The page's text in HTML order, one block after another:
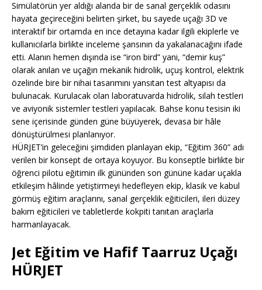
Simülatörün yer aldığı alanda bir de sanal gerçeklik odasını
hayata geçireceğini belirten şirket, bu sayede uçağı 3D ve
interaktif bir ortamda en ince detayına kadar ilgili ekiplerle ve
kullanıcılarla birlikte inceleme şansının da yakalanacağını ifade
etti. Alanın hemen dışında ise “iron bird” yani, “demir kuş”
olarak anılan ve uçağın mekanik hidrolik, uçuş kontrol, elektrik
özelinde bire bir nihai tasarımını yansıtan test altyapısı da
bulunacak. Kurulacak olan laboratuvarda hidrolik, silah testleri
ve aviyonik sistemler testleri yapılacak. Bahse konu tesisin iki
sene içerisinde günden güne büyüyerek, devasa bir hâle
dönüştürülmesi planlanıyor.
HÜRJET’in geleceğini şimdiden planlayan ekip, “Eğitim 360” adı
verilen bir konsept de ortaya koyuyor. Bu konseptle birlikte bir
öğrenci pilotu eğitimin ilk gününden son gününe kadar uçakla
etkileşim hâlinde yetiştirmeyi hedefleyen ekip, klasik ve kabul
görmüş eğitim araçlarını, sanal gerçeklik eğiticileri, ileri düzey
bakım eğiticileri ve tabletlerde kokpiti tanıtan araçlarla
harmanlayacak.
Jet Eğitim ve Hafif Taarruz Uçağı
HÜRJET